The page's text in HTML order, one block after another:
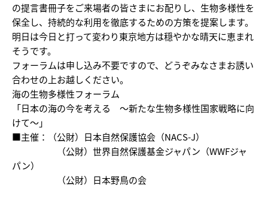
の提言書冊子をご来場者の皆さまにお配りし、生物多様性を
保全し、持続的な利用を徹底するための方策を提案します。
明日は今日と打って変わり東京地方は穏やかな晴天に恵まれ
そうです。
フォーラムは申し込み不要ですので、どうぞみなさまお誘い
合わせの上お越しください。
海の生物多様性フォーラム
「日本の海の今を考える ～新たな生物多様性国家戦略に向
けて～」
■主催：（公財）日本自然保護協会（NACS-J）
（公財）世界自然保護基金ジャパン（WWFジャ
パン）
（公財）日本野鳥の会